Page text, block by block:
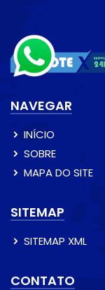
NAVEGAR
INÍCIO
SOBRE
MAPA DO SITE
SITEMAP
SITEMAP XML
CONTATO